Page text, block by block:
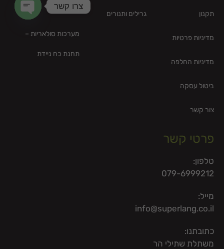
תקנון
מדיניות פרטיות
מדיניות החלפה
ביטול עסקה
צור קשר
גרילים ותנורים תאורת גן
מערכות סולאריות –
תחנת כח ניידת
פרטי קשר
טלפון:
079-6999212
מייל:
info@superlang.co.il
כתובתנו:
משתלת שתילי הר
צרו קשר